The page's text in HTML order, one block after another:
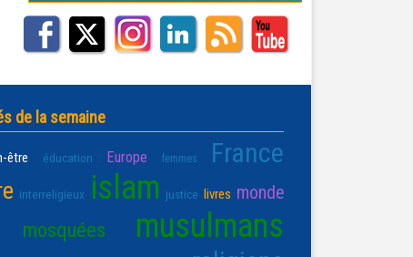
de la semaine
être éducation Europe femmes France
interreligieux islam justice livres monde
mosquées musulmans